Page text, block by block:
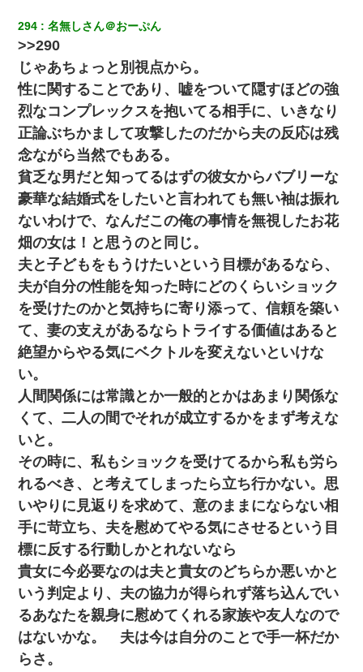
さっき嫁から、「愛しています」ってメールが届いた。俺も「愛
してます」って送ったら
【不幸な結婚式】新郎親族「ブスのくせにドレスなんか着ちゃっ
てさ～ほんと恥ずかしいわよね～（大声」新郎両親「！！！（土
下座」→ 結果・・・
体中に赤い蕁麻疹みたいなのができて、皮膚科にいったら「ジベ
ル薔薇色ひこう疹」という症状だと言われた
【唖然】帰宅したら旦那のスポーツカーが消えていた。警察『目
立つし、すぐ見つかるかもしれません』→ 数時間後・・警察『××
さんご存じですか？』
デパートの外商『私さんだと名乗る女が、ツケで宝石を買おうと
していて…』私「！？」→ 翌日。ママ友たちの様子が微妙におか
しくなり・・・
旦那の元嫁「離婚したとはいえ、私が本来の妻。許可なく結婚す
るなんてどういう神経してるの？離婚届を記入して持って来い」
→笑いが止まらなくなり・・・
スマホを与えられて、中学卒業する頃にはすっかり女叩きに洗脳
された弟が、大学進学のために一人暮らししたいと言い出した。
妻と同居し始めたときから、よく妻が「どこかで音漏れしてな
い？音楽聞こえる」と言っていて…
今日夫の実家に泊ったんだけど、朝起きたら股間がなんかモッコ
リしてた
｢昨日はお兄ちゃんと一緒にお風呂に入っちゃった～｣とか毎日兄
の話をしていたA子が事故で亡くなった。→Ａ子のお母さんの話に
驚愕…
義兄嫁「娘が大学に入ったら下宿させて」私「しつこい、学校斡
旋のアパートに行け」→ 旦那が義兄に通報したら「志望校を変え
ろ！」とキレて・・・
294 名無しさん＠おーぷん
>>290
じゃあちょっと別視点から。
性に関することであり、嘘をついて隠すほどの強
烈なコンプレックスを抱いてる相手に、いきなり
正論ぶちかまして攻撃したのだから夫の反応は残
念ながら当然でもある。
貧乏な男だと知ってるはずの彼女からバブリーな
豪華な結婚式をしたいと言われても無い袖は振れ
ないわけで、なんだこの俺の事情を無視したお花
畑の女は！と思うのと同じ。
夫と子どもをもうけたいという目標があるなら、
夫が自分の性能を知った時にどのくらいショック
を受けたのかと気持ちに寄り添って、信頼を築い
て、妻の支えがあるならトライする価値はあると
絶望からやる気にベクトルを変えないといけな
い。
人間関係には常識とか一般的とかはあまり関係な
くて、二人の間でそれが成立するかをまず考えな
いと。
その時に、私もショックを受けてるから私も労ら
れるべき、と考えてしまったら立ち行かない。思
いやりに見返りを求めて、意のままにならない相
手に苛立ち、夫を慰めてやる気にさせるという目
標に反する行動しかとれないなら
貴女に今必要なのは夫と貴女のどちらか悪いかと
いう判定より、夫の協力が得られず落ち込んでい
るあなたを親身に慰めてくれる家族や友人なので
はないかな。 夫は今は自分のことで手一杯だか
らさ。